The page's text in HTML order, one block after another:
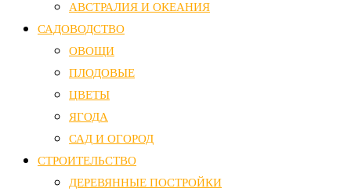
АВСТРАЛИЯ И ОКЕАНИЯ
САДОВОДСТВО
ОВОЩИ
ПЛОДОВЫЕ
ЦВЕТЫ
ЯГОДА
САД И ОГОРОД
СТРОИТЕЛЬСТВО
ДЕРЕВЯННЫЕ ПОСТРОЙКИ